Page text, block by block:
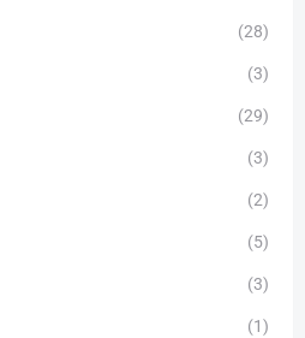
(28)
(3)
(29)
(3)
(2)
(5)
(3)
(1)